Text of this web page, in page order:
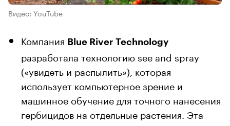
Видео: YouTube
Компания Blue River Technology
разработала технологию see and spray
(«увидеть и распылить»), которая
использует компьютерное зрение и
машинное обучение для точного нанесения
гербицидов на отдельные растения. Эта